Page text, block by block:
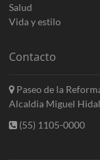
Salud
Vida y estilo
Contacto
Paseo de la
Alcaldia Miguel
(55) 1105-0000